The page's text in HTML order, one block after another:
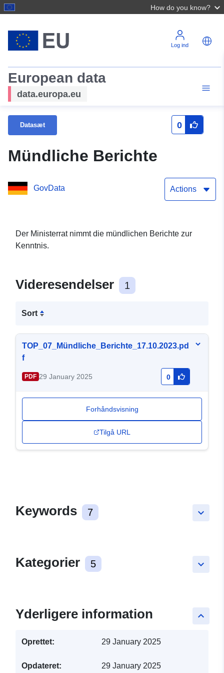
How do you know?
Log ind
European data
data.europa.eu
Datasæt 0
Mündliche Berichte
GovData Actions
Der Ministerrat nimmt die mündlichen Berichte zur
Kenntnis.
Videresendelser 1
Sort
TOP_07_Mündliche_Berichte_17.10.2023.pd
f
PDF 29 January 2025 0
Forhåndsvisning
Tilgå URL
keyboard_arrow_down
Keywords 7
keyboard_arrow_down
Kategorier 5
keyboard_arrow_up
Yderligere information
Oprettet: 29 January 2025
Opdateret: 29 January 2025